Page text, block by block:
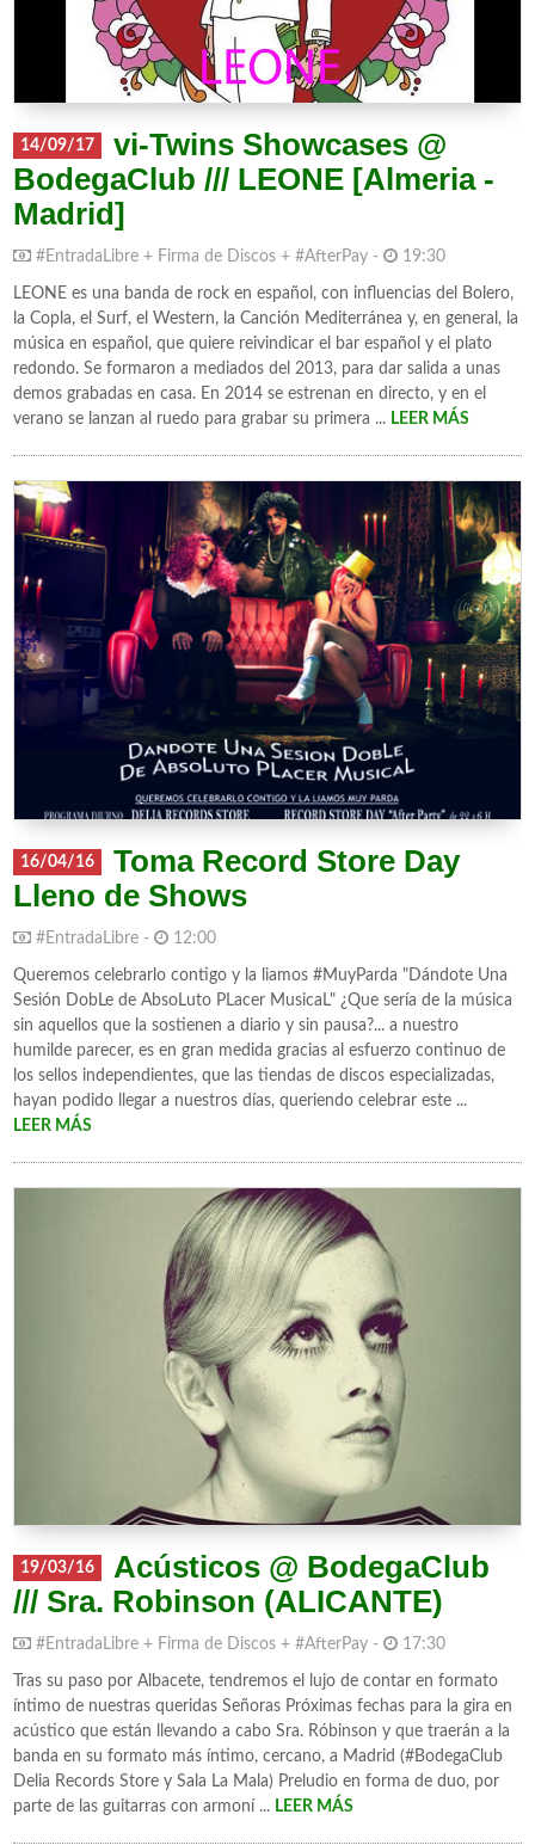
14/09/17
vi-Twins Showcases @
BodegaClub /// LEONE [Almeria -
Madrid]
#EntradaLibre + Firma de Discos + #AfterPay - 19:30
LEONE es una banda de rock en español, con influencias del Bolero,
la Copla, el Surf, el Western, la Canción Mediterránea y, en general, la
música en español, que quiere reivindicar el bar español y el plato
redondo. Se formaron a mediados del 2013, para dar salida a unas
demos grabadas en casa. En 2014 se estrenan en directo, y en el
verano se lanzan al ruedo para grabar su primera ... LEER MÁS
16/04/16
Toma Record Store Day
Lleno de Shows
#EntradaLibre - 12:00
Queremos celebrarlo contigo y la liamos #MuyParda "Dándote Una
Sesión DobLe de AbsoLuto PLacer MusicaL" ¿Que sería de la música
sin aquellos que la sostienen a diario y sin pausa?... a nuestro
humilde parecer, es en gran medida gracias al esfuerzo continuo de
los sellos independientes, que las tiendas de discos especializadas,
hayan podido llegar a nuestros días, queriendo celebrar este ...
LEER MÁS
19/03/16
Acústicos @ BodegaClub
/// Sra. Robinson (ALICANTE)
#EntradaLibre + Firma de Discos + #AfterPay - 17:30
Tras su paso por Albacete, tendremos el lujo de contar en formato
íntimo de nuestras queridas Señoras Próximas fechas para la gira en
acústico que están llevando a cabo Sra. Róbinson y que traerán a la
banda en su formato más íntimo, cercano, a Madrid (#BodegaClub
Delia Records Store y Sala La Mala) Preludio en forma de duo, por
parte de las guitarras con armoní ... LEER MÁS